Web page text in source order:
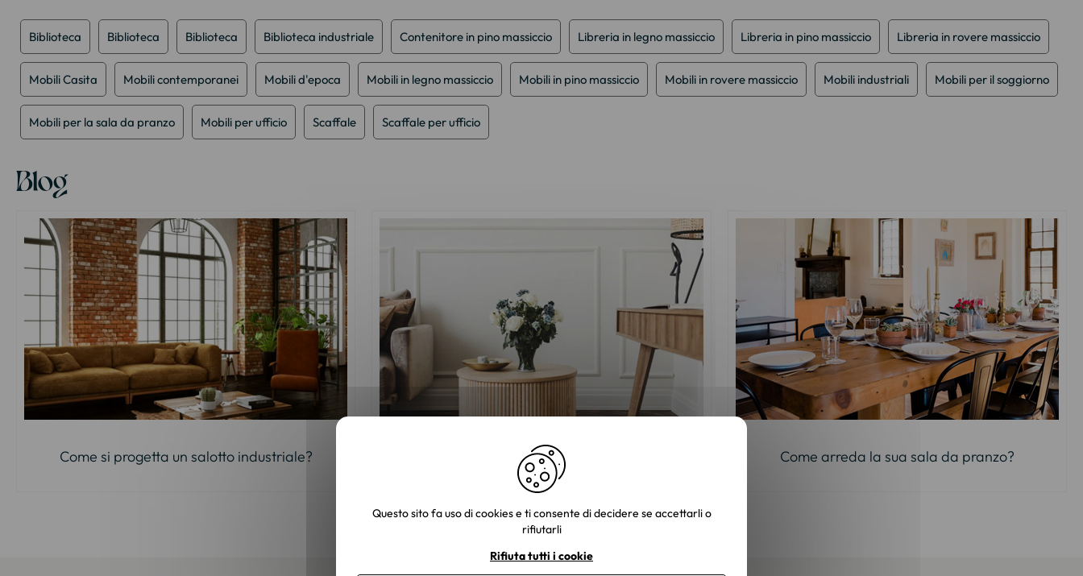
galleria
immagini
Biblioteca Biblioteca Biblioteca Biblioteca industriale Contenitore in pino massiccio Libreria in legno massiccio Libreria in pino massiccio Libreria in rovere massiccio
Mobili Casita Mobili contemporanei Mobili d'epoca Mobili in legno massiccio Mobili in pino massiccio Mobili in rovere massiccio Mobili industriali Mobili per il soggiorno
Mobili per la sala da pranzo Mobili per ufficio Scaffale Scaffale per ufficio
Blog
Come si progetta un salotto industriale?
Mobili in legno: come scegliere il colore
giusto?
Come arreda la sua sala da pranzo?
Questo sito fa uso di cookies e ti consente di decidere se accettarli o
rifiutarli
Rifiuta tutti i cookie